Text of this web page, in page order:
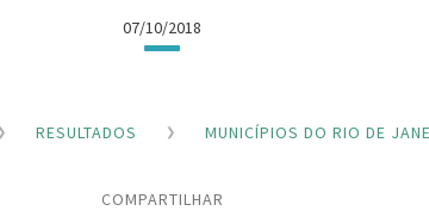
07/10/2018
RESULTADOS MUNICÍPIOS DO RIO DE
COMPARTILHAR